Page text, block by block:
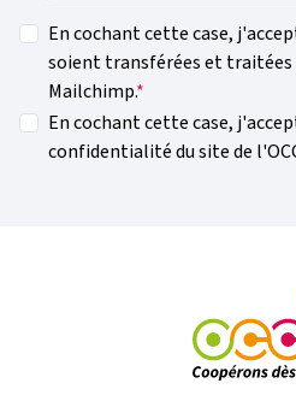
En cochant cette case,
soient transférées et
Mailchimp.
En cochant cette case,
confidentialité du site de